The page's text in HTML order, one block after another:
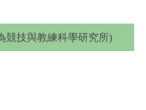
競技與教練科學研究所)